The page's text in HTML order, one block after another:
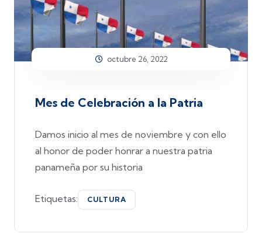
octubre 26, 2022
Mes de Celebración a la Patria
Damos inicio al mes de noviembre y con ello
al honor de poder honrar a nuestra patria
panameña por su historia
Etiquetas: CULTURA